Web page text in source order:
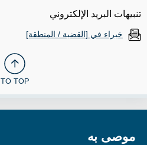
تنبيهات البريد الإلكتروني
خبراء في [القضية / المنطقة]
TO TOP
موصى به